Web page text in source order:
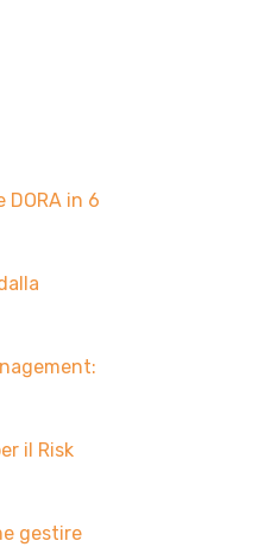
in 6
il Risk
gestire